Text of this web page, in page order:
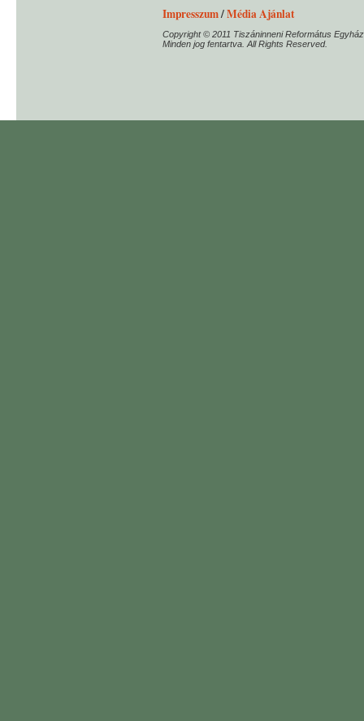
Impresszum/Média Ajánlat
Copyright © 2011 Tiszáninneni Református
Minden jog fentartva. All Rights Reserved.